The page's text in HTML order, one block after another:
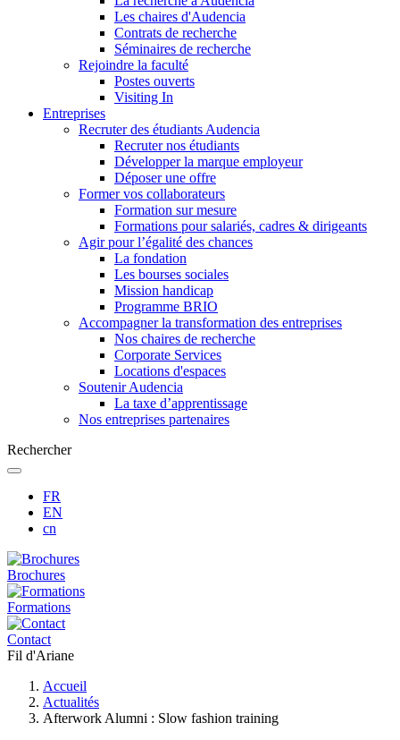
Les chaires d'Audencia
Contrats de recherche
Séminaires de recherche
Rejoindre la faculté
Postes ouverts
Visiting In
Entreprises
Recruter des étudiants Audencia
Recruter nos étudiants
Développer la marque employeur
Déposer une offre
Former vos collaborateurs
Formation sur mesure
Formations pour salariés, cadres & dirigeants
Agir pour l’égalité des chances
La fondation
Les bourses sociales
Mission handicap
Programme BRIO
Accompagner la transformation des entreprises
Nos chaires de recherche
Corporate Services
Locations d'espaces
Soutenir Audencia
La taxe d’apprentissage
Nos entreprises partenaires
Rechercher
FR
EN
cn
Brochures
Formations
Contact
Fil d'Ariane
Accueil
Actualités
Afterwork Alumni : Slow fashion training